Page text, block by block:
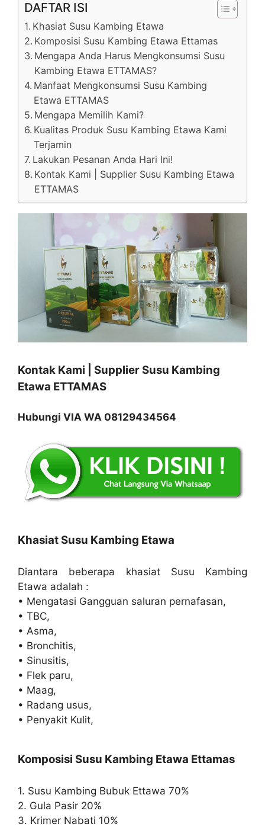
DAFTAR ISI
Khasiat Susu Kambing Etawa
Komposisi Susu Kambing Etawa Ettamas
Mengapa Anda Harus Mengkonsumsi Susu
Kambing Etawa ETTAMAS?
Manfaat Mengkonsumsi Susu Kambing
Etawa ETTAMAS
Mengapa Memilih Kami?
Kualitas Produk Susu Kambing Etawa Kami
Terjamin
Lakukan Pesanan Anda Hari Ini!
Kontak Kami | Supplier Susu Kambing Etawa
ETTAMAS
Kontak Kami | Supplier Susu Kambing
Etawa ETTAMAS
Hubungi VIA WA 08129434564
Khasiat Susu Kambing Etawa
Diantara beberapa khasiat Susu Kambing
Etawa adalah :
• Mengatasi Gangguan saluran pernafasan,
• TBC,
• Asma,
• Bronchitis,
• Sinusitis,
• Flek paru,
• Maag,
• Radang usus,
• Penyakit Kulit,
Komposisi Susu Kambing Etawa Ettamas
1. Susu Kambing Bubuk Ettawa 70%
2. Gula Pasir 20%
3. Krimer Nabati 10%